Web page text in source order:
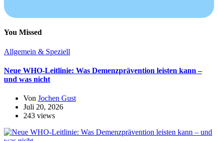
You Missed
Allgemein & Speziell
Neue WHO-Leitlinie: Was Demenzprävention leisten kann –
und was nicht
Von Jochen Gust
Juli 20, 2026
243 views